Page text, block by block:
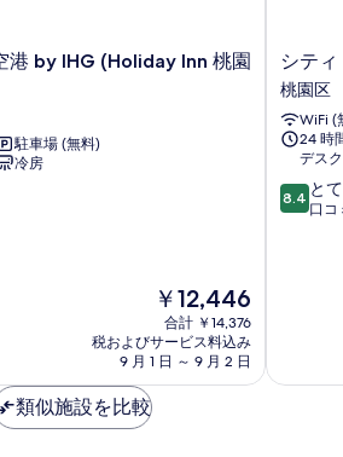
港 by IHG (Holiday Inn 桃園
駐車場 (無料)
冷房
現
在
の
料
金
￥12,446
合計 ￥14,376
税およびサービス料込み
9 月 1 日 ～ 9 月 2 日
シ
テ
ィ
ス
イ
ツ
桃
桃
シテ
桃園区
WiFi (
24 時
デスク
10
段
い、
8.4 と
口コ
類似施設を比較